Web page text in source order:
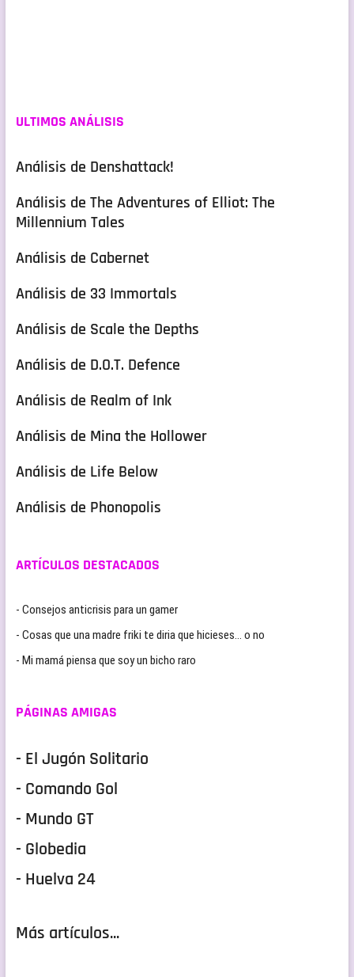
ULTIMOS ANÁLISIS
Análisis de Denshattack!
Análisis de The Adventures of Elliot: The
Millennium Tales
Análisis de Cabernet
Análisis de 33 Immortals
Análisis de Scale the Depths
Análisis de D.O.T. Defence
Análisis de Realm of Ink
Análisis de Mina the Hollower
Análisis de Life Below
Análisis de Phonopolis
ARTÍCULOS DESTACADOS
- Consejos anticrisis para un gamer
- Cosas que una madre friki te diria que hicieses… o no
- Mi mamá piensa que soy un bicho raro
PÁGINAS AMIGAS
- El Jugón Solitario
- Comando Gol
- Mundo GT
- Globedia
- Huelva 24
Más artículos...